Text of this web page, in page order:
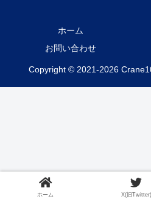
ホーム
お問い合わせ
Copyright © 2021-2026
ホーム X(旧Twitter)